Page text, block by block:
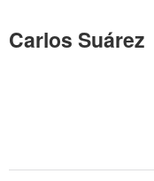
Carlos Suárez